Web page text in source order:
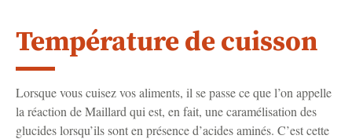
Température de cuisson
Lorsque vous cuisez vos aliments, il se passe ce que l’on appelle
la réaction de Maillard qui est, en fait, une caramélisation des
glucides lorsqu’ils sont en présence d’acides aminés. C’est cette